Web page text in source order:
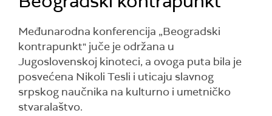
Međunarodna konferencija „Beogradski
kontrapunkt" juče je održana u
Jugoslovenskoj kinoteci, a ovoga puta bila je
posvećena Nikoli Tesli i uticaju slavnog
srpskog naučnika na kulturno i umetničko
stvaralaštvo.